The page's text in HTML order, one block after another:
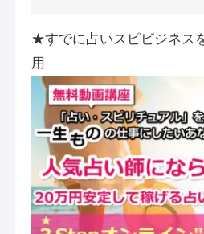
★すでに占いスピビジネス
用